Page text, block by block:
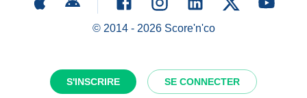
S'INSCRIRE SE CONNECTER
© 2014 - 2026Score'n'co